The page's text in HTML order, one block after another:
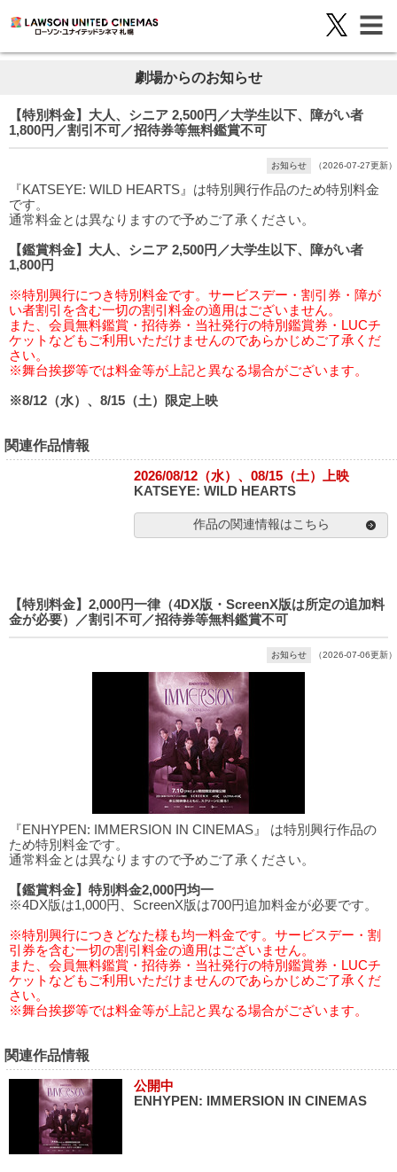
劇場からのお知らせ
【特別料金】大人、シニア 2,500円／大学生以下、障がい者
1,800円／割引不可／招待券等無料鑑賞不可
お知らせ （2026-07-27更新）
『KATSEYE: WILD HEARTS』は特別興行作品のため特別料金
です。
通常料金とは異なりますので予めご了承ください。
【鑑賞料金】大人、シニア 2,500円／大学生以下、障がい者
1,800円
※特別興行につき特別料金です。サービスデー・割引券・障が
い者割引を含む一切の割引料金の適用はございません。
また、会員無料鑑賞・招待券・当社発行の特別鑑賞券・LUCチ
ケットなどもご利用いただけませんのであらかじめご了承くだ
さい。
※舞台挨拶等では料金等が上記と異なる場合がございます。
※8/12（水）、8/15（土）限定上映
関連作品情報
2026/08/12（水）、08/15（土）上映
KATSEYE: WILD HEARTS
作品の関連情報はこちら
【特別料金】2,000円一律（4DX版・ScreenX版は所定の追加料
金が必要）／割引不可／招待券等無料鑑賞不可
お知らせ （2026-07-06更新）
『ENHYPEN: IMMERSION IN CINEMAS』 は特別興行作品の
ため特別料金です。
通常料金とは異なりますので予めご了承ください。
【鑑賞料金】特別料金2,000円均一
※4DX版は1,000円、ScreenX版は700円追加料金が必要です。
※特別興行につきどなた様も均一料金です。サービスデー・割
引券を含む一切の割引料金の適用はございません。
また、会員無料鑑賞・招待券・当社発行の特別鑑賞券・LUCチ
ケットなどもご利用いただけませんのであらかじめご了承くだ
さい。
※舞台挨拶等では料金等が上記と異なる場合がございます。
関連作品情報
公開中
ENHYPEN: IMMERSION IN CINEMAS